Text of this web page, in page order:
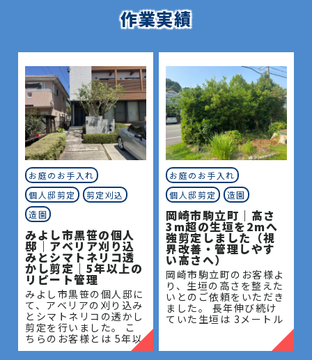
作業実績
お庭のお手入れ
個人邸剪定
剪定刈込
造園
みよし市黒笹の個人
邸｜アベリア刈り込
みとシマトネリコ透
かし剪定｜5年以上の
リピート管理
みよし市黒笹の個人邸に
て、アベリアの刈り込み
とシマトネリコの透かし
剪定を行いました。 こ
ちらのお客様とは 5年以
上のお付き合いがあり、
お庭のお手入れ
個人邸剪定
造園
岡崎市駒立町｜高さ
3m超の生垣を2mへ
強剪定しました（視
界改善・管理しやす
い高さへ）
岡崎市駒立町のお客様よ
り、生垣の高さを整えた
いとのご依頼をいただき
ました。 長年伸び続け
ていた生垣は 3メートル
り、管理が難しく、日当
たりや風通しにも影響が